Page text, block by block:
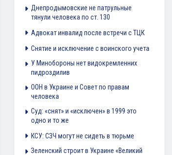
Днепродымовские не патрульные
тянули человека по ст. 130
Адвокат инвалид после встречи с ТЦК
Снятие и исключение с воинского учета
У Минобороны нет видокремленних
пидроздилив
ООН в Украине и Совет по правам
человека
Суд: «снят» и «исключен» в 1999 это
одно и то же
КСУ: СЗЧ могут не сидеть в тюрьме
Зеленский строит в Украине «Великий